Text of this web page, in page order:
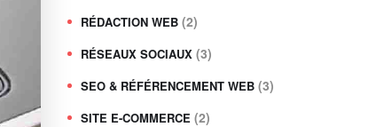
RÉDACTION WEB (2)
RÉSEAUX SOCIAUX (3)
SEO & RÉFÉRENCEMENT WEB (3)
SITE E-COMMERCE (2)